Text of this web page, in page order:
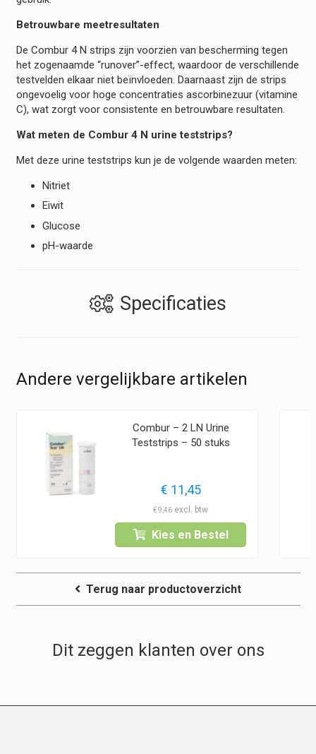
Betrouwbare meetresultaten
De Combur 4 N strips zijn voorzien van bescherming tegen
het zogenaamde “runover”-effect, waardoor de verschillende
testvelden elkaar niet beïnvloeden. Daarnaast zijn de strips
ongevoelig voor hoge concentraties ascorbinezuur (vitamine
C), wat zorgt voor consistente en betrouwbare resultaten.
Wat meten de Combur 4 N urine teststrips?
Met deze urine teststrips kun je de volgende waarden meten:
Nitriet
Eiwit
Glucose
pH-waarde
Specificaties
Andere vergelijkbare artikelen
Combur – 2 LN Urine
Teststrips – 50 stuks
€ 11,45
€9,46
Kies en Bestel
Terug naar productoverzicht
Dit zeggen klanten over ons